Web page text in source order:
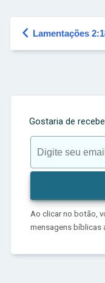
 Lamentações
Gostaria de
Ao clicar no botão,
mensagens bíblicas